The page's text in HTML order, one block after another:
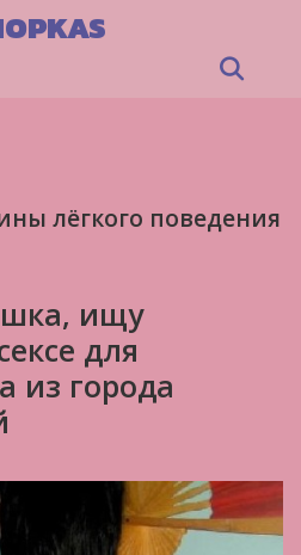
лёгкого поведения
ищу
для
из города